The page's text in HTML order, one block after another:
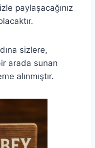
paylaşacağınız
sizlere,
arada sunan
alınmıştır.